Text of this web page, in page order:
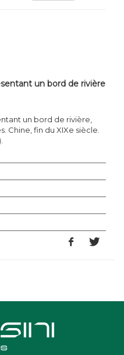
un bord de rivière
un bord de rivière,
Chine, fin du XIXe siècle.